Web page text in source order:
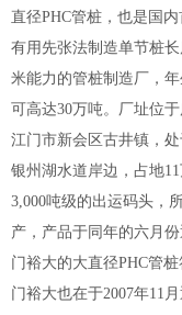
直径PHC管桩，也是国
有用先张法制造单节桩长
米能力的管桩制造厂，
可高达30万吨。厂址位
江门市新会区古井镇，
银州湖水道岸边，占地
3,000吨级的出运码头，
产，产品于同年的六月
门裕大的大直径PHC管
门裕大也在于2007年11